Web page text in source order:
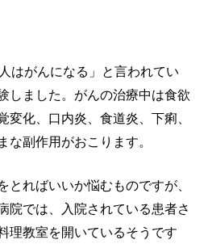
はがんになる」と言われてい
しました。がんの治療中は食欲
変化、口内炎、食道炎、下痢、
な副作用がおこります。
とればいいか悩むものですが、
院では、入院されている患者さ
理教室を開いているそうです